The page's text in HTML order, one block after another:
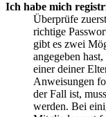
Ich habe mich
Überprüfe
richtige
gibt es zwei
angegeben
einer deiner
Anweisungen
der Fall ist,
werden. Bei